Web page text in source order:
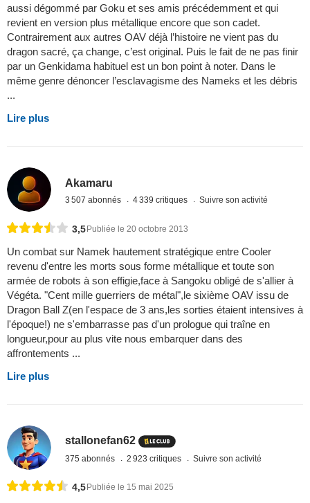
aussi dégommé par Goku et ses amis précédemment et qui
revient en version plus métallique encore que son cadet.
Contrairement aux autres OAV déjà l’histoire ne vient pas du
dragon sacré, ça change, c’est original. Puis le fait de ne pas finir
par un Genkidama habituel est un bon point à noter. Dans le
même genre dénoncer l’esclavagisme des Nameks et les débris
...
Lire plus
Akamaru
3 507 abonnés 4 339 critiques Suivre son activité
3,5Publiée le 20 octobre 2013
Un combat sur Namek hautement stratégique entre Cooler
revenu d'entre les morts sous forme métallique et toute son
armée de robots à son effigie,face à Sangoku obligé de s'allier à
Végéta. "Cent mille guerriers de métal",le sixième OAV issu de
Dragon Ball Z(en l'espace de 3 ans,les sorties étaient intensives à
l'époque!) ne s'embarrasse pas d'un prologue qui traîne en
longueur,pour au plus vite nous embarquer dans des
affrontements ...
Lire plus
stallonefan62
375 abonnés 2 923 critiques Suivre son activité
4,5 Publiée le 15 mai 2025